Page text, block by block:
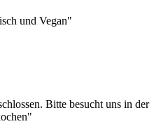
und Vegan"
Bitte besucht uns in der